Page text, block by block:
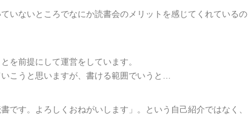
いないところでなにか読書会のメリットを感じてくれているの
を前提にして運営をしています。
こうと思いますが、書ける範囲でいうと…
です。よろしくおねがいします」。という自己紹介ではなく、